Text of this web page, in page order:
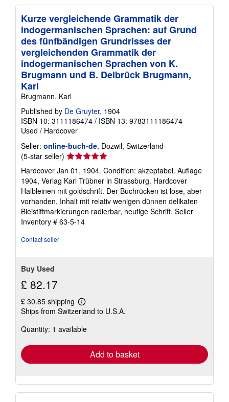
Kurze vergleichende Grammatik der
indogermanischen Sprachen: auf Grund
des fünfbändigen Grundrisses der
vergleichenden Grammatik der
indogermanischen Sprachen von K.
Brugmann und B. Delbrück Brugmann,
Karl
Brugmann, Karl
Published by De Gruyter, 1904
ISBN 10: 3111186474 / ISBN 13: 9783111186474
Used / Hardcover
Seller: online-buch-de, Dozwil, Switzerland
(5-star seller) Seller
5
out
of
5
stars
Hardcover Jan 01, 1904. Condition: akzeptabel. Auflage
1904, Verlag Karl Trübner in Strassburg. Hardcover
Halbleinen mit goldschrift. Der Buchrücken ist lose, aber
vorhanden, Inhalt mit relativ wenigen dünnen delikaten
Bleistiftmarkierungen radierbar, heutige Schrift. Seller
Inventory # 63-5-14
Contact seller
Buy Used
£ 82.17
£ 30.85 shipping
Learn
more
shipping
Ships from Switzerland to U.S.A.
Quantity: 1 available
Add to basket